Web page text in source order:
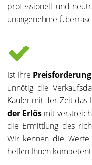
professionell und
unangenehme
Ist Ihre
unnötig die
Käufer mit der Zeit das
der Erlösmit
die Ermittlung des
Wir kennen die
helfen Ihnen